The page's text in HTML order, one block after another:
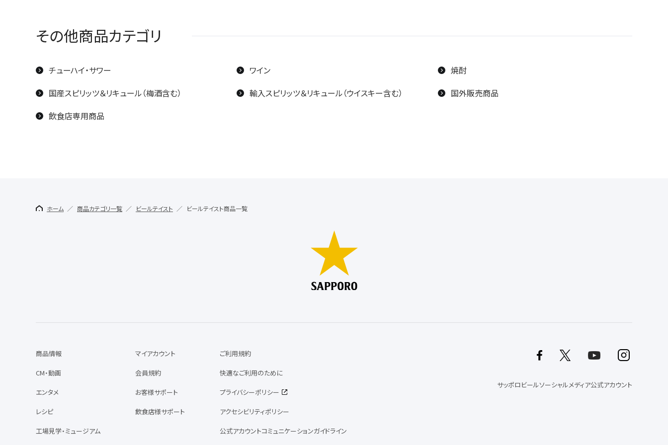
その他商品カテゴリ
チューハイ・サワー ワイン
焼酎
国産スピリッツ＆リキュール（梅酒含む）
輸入スピリッツ＆リキュール（ウイスキー含む）
国外販売商品
飲食店専用商品
ホーム 商品カテゴリ一覧 ビールテイスト ビールテイスト商品一覧
サッポロビールソーシャルメディア公式アカウント
商品情報
CM・動画
エンタメ
レシピ
工場見学・ミュージアム
マイアカウント
会員規約
お客様サポート
飲食店様サポート
ご利用規約
快適なご利用のために
プライバシーポリシー
アクセシビリティポリシー
公式アカウントコミュニケーションガイドライン